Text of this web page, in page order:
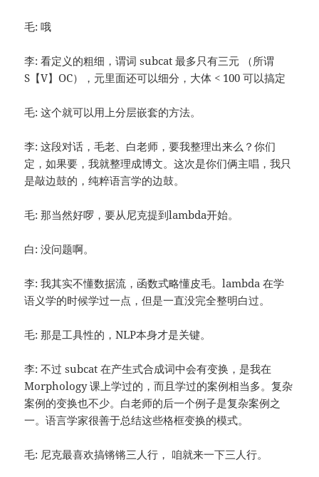
毛: 哦
李: 看定义的粗细，谓词 subcat 最多只有三元 （所谓
S【V】OC），元里面还可以细分，大体 < 100 可以搞定
毛: 这个就可以用上分层嵌套的方法。
李: 这段对话，毛老、白老师，要我整理出来么？你们
定，如果要，我就整理成博文。这次是你们俩主唱，我只
是敲边鼓的，纯粹语言学的边鼓。
毛: 那当然好啰，要从尼克提到lambda开始。
白: 没问题啊。
李: 我其实不懂数据流，函数式略懂皮毛。lambda 在学
语义学的时候学过一点，但是一直没完全整明白过。
毛: 那是工具性的，NLP本身才是关键。
李: 不过 subcat 在产生式合成词中会有变换，是我在
Morphology 课上学过的，而且学过的案例相当多。复杂
案例的变换也不少。白老师的后一个例子是复杂案例之
一。语言学家很善于总结这些格框变换的模式。
毛: 尼克最喜欢搞锵锵三人行， 咱就来一下三人行。